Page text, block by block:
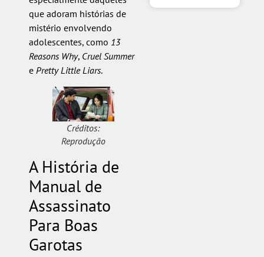
que adoram histórias de
mistério envolvendo
adolescentes, como 13
Reasons Why, Cruel Summer
e Pretty Little Liars.
Créditos:
Reprodução
A História de
Manual de
Assassinato
Para Boas
Garotas